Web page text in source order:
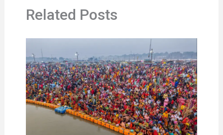
Related Posts